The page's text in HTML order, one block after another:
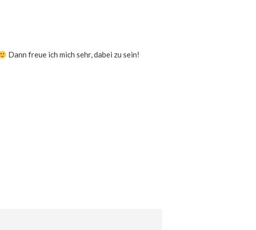
Dann freue ich mich sehr, dabei zu sein!